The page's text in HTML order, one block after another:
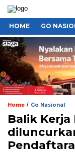
HOME GO
Home / Go Nasional
Balik Kerja